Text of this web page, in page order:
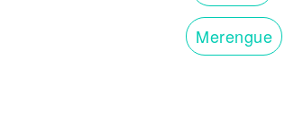
Merengue